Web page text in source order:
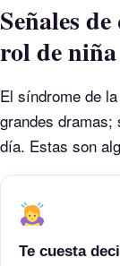
Señales
rol de
El síndrome de
grandes dramas;
día. Estas son
Te cuesta